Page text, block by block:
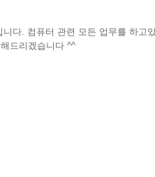
니다. 컴퓨터 관련 모든 업무를 하고
드리겠습니다 ^^